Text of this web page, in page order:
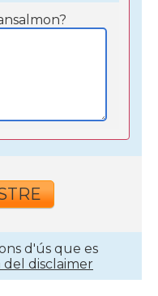
d'ús que es
del disclaimer